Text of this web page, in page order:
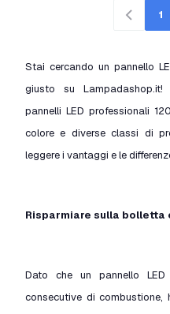
1
Stai cercando un pannello
giusto su
pannelli LED professionali
colore e diverse classi di
leggere i vantaggi e le
Risparmiare sulla bolletta
Dato che un pannello
consecutive di combustione,